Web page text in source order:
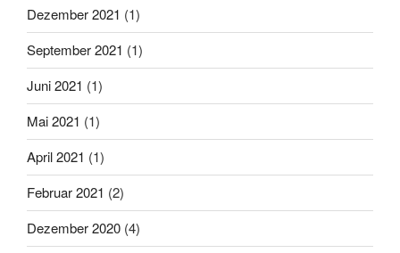
Dezember 2021 (1)
September 2021 (1)
Juni 2021 (1)
Mai 2021 (1)
April 2021 (1)
Februar 2021 (2)
Dezember 2020 (4)